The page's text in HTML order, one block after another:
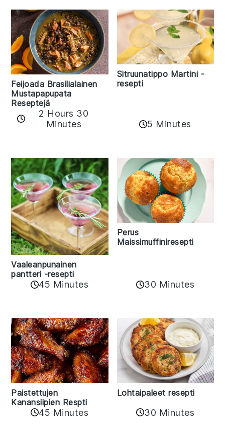
Feijoada Brasilialainen
Mustapapupata
Reseptejä
2 Hours 30
Minutes
Sitruunatippo Martini -
resepti
5 Minutes
Vaaleanpunainen
pantteri -resepti
45 Minutes
Perus
Maissimuffiniresepti
30 Minutes
Paistettujen
Kanansiipien Respti
45 Minutes
Lohtaipaleet resepti
30 Minutes